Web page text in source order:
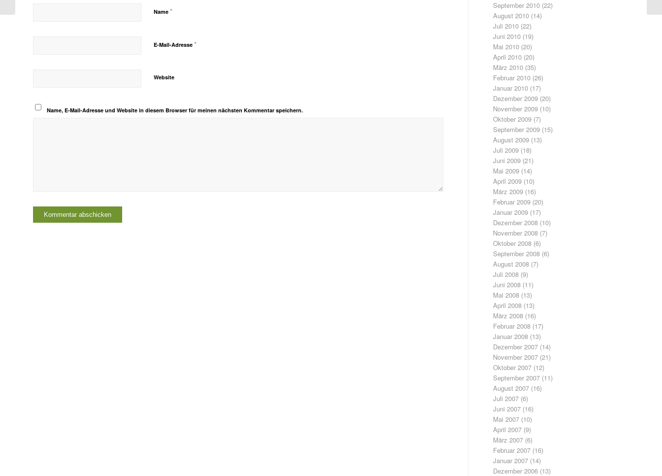
Name *
E-Mail-Adresse *
Website
Name, E-Mail-Adresse und Website in diesem Browser für meinen nächsten Kommentar speichern.
September 2010 (22)
August 2010 (14)
Juli 2010 (22)
Juni 2010 (19)
Mai 2010 (20)
April 2010 (20)
März 2010 (35)
Februar 2010 (26)
Januar 2010 (17)
Dezember 2009 (20)
November 2009 (10)
Oktober 2009 (7)
September 2009 (15)
August 2009 (13)
Juli 2009 (18)
Juni 2009 (21)
Mai 2009 (14)
April 2009 (10)
März 2009 (16)
Februar 2009 (20)
Januar 2009 (17)
Dezember 2008 (10)
November 2008 (7)
Oktober 2008 (6)
September 2008 (6)
August 2008 (7)
Juli 2008 (9)
Juni 2008 (11)
Mai 2008 (13)
April 2008 (13)
März 2008 (16)
Februar 2008 (17)
Januar 2008 (13)
Dezember 2007 (14)
November 2007 (21)
Oktober 2007 (12)
September 2007 (11)
August 2007 (16)
Juli 2007 (6)
Juni 2007 (16)
Mai 2007 (10)
April 2007 (9)
März 2007 (6)
Februar 2007 (16)
Januar 2007 (14)
Dezember 2006 (13)